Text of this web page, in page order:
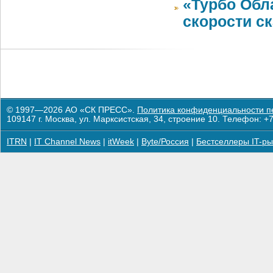
«Турбо
скорости
© 1997—2026 АО «СК ПРЕСС». Политика конфиденциальности
109147 г. Москва, ул. Марксистская, 34, строение 10. Телефон:
ITRN IT Channel News itWeek Byte/Россия Бестселлеры IT-